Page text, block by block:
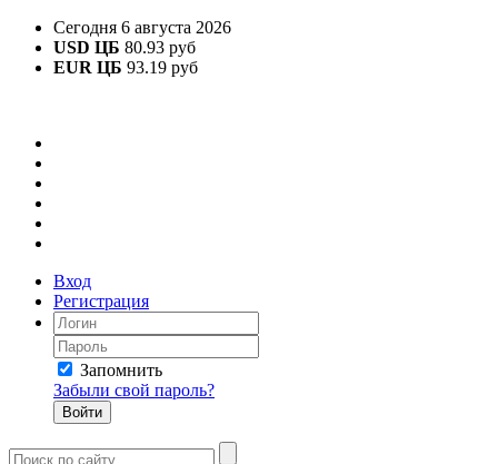
Сегодня 6 августа 2026
USD ЦБ 80.93 руб
EUR ЦБ 93.19 руб
Вход
Регистрация
Запомнить
Забыли свой пароль?